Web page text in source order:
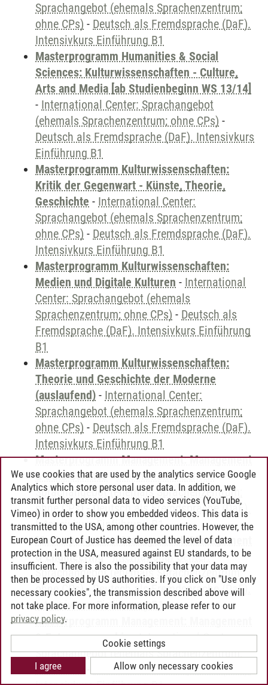
Sprachangebot (ehemals Sprachenzentrum;
ohne CPs) - Deutsch als Fremdsprache (DaF).
Intensivkurs Einführung B1
Masterprogramm Humanities & Social
Sciences: Kulturwissenschaften - Culture,
Arts and Media [ab Studienbeginn WS 13/14]
- International Center: Sprachangebot
(ehemals Sprachenzentrum; ohne CPs) -
Deutsch als Fremdsprache (DaF). Intensivkurs
Einführung B1
Masterprogramm Kulturwissenschaften:
Kritik der Gegenwart - Künste, Theorie,
Geschichte - International Center:
Sprachangebot (ehemals Sprachenzentrum;
ohne CPs) - Deutsch als Fremdsprache (DaF).
Intensivkurs Einführung B1
Masterprogramm Kulturwissenschaften:
Medien und Digitale Kulturen - International
Center: Sprachangebot (ehemals
Sprachenzentrum; ohne CPs) - Deutsch als
Fremdsprache (DaF). Intensivkurs Einführung
B1
Masterprogramm Kulturwissenschaften:
Theorie und Geschichte der Moderne
(auslaufend) - International Center:
Sprachangebot (ehemals Sprachenzentrum;
ohne CPs) - Deutsch als Fremdsprache (DaF).
Intensivkurs Einführung B1
Masterprogramm Management: Management
& Data Science -International Center:
Sprachangebot (ehemals Sprachenzentrum;
ohne CPs)-Deutsch als Fremdsprache (DaF).
Intensivkurs Einführung B1
Masterprogramm Management: Management
& Engineering-International Center:
Sprachangebot (ehemals Sprachenzentrum;
ohne CPs)-Deutsch als Fremdsprache (DaF).
Intensivkurs Einführung B1
Masterprogramm Management: Management
& Entrepreneurship-International Center:
Sprachangebot (ehemals Sprachenzentrum;
ohne CPs)
Deutsch als Fremdsprache (DaF).
We use cookies that are used by the analytics service Google
Analytics which store personal user data. In addition, we
transmit further personal data to video services (YouTube,
Vimeo) in order to show you embedded videos. This data is
transmitted to the USA, among other countries. However, the
European Court of Justice has deemed the level of data
protection in the USA, measured against EU standards, to be
insufficient. There is also the possibility that your data may
then be processed by US authorities. If you click on "Use only
necessary cookies", the transmission described above will
not take place. For more information, please refer to our
privacy policy.
Cookie settings
Allow only necessary cookies
I agree